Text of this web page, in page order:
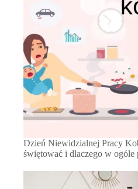
Dzień Niewidzialnej Pracy
świętować i dlaczego w ogóle